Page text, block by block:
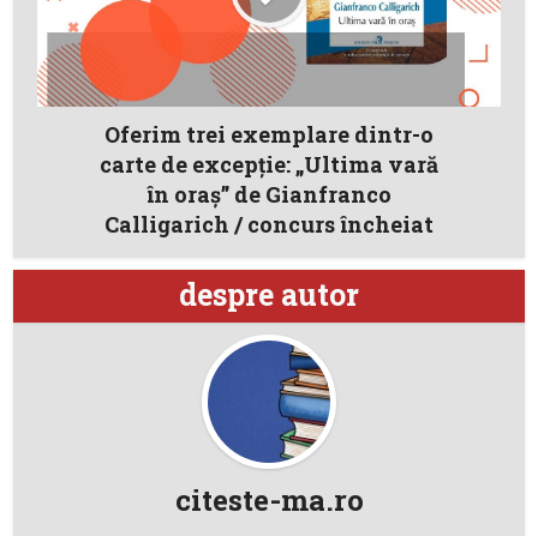
Oferim trei exemplare dintr-o
carte de excepţie: „Ultima vară
în oraş” de Gianfranco
Calligarich / concurs încheiat
despre autor
citeste-ma.ro